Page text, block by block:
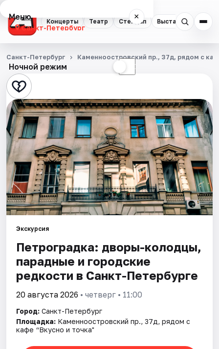
Концерты Театр Стендап Выставки
Меню ×
Санкт-Петербург
Концерты
Театр
Стендап
Выставки
Квесты
Экскурсии
Спорт
События
Города
Площадки
Артисты
Рейтинги
Ночной режим ☾
Санкт-Петербург Каменноостровский пр., 37д, рядом с
Экскурсия
Петроградка: дворы-колодцы,
парадные и городские
редкости в Санкт-Петербурге
20 августа 2026 • четверг • 11:00
Город: Санкт-Петербург
Площадка: Каменноостровский пр., 37д, рядом с
кафе “Вкусно и точка"